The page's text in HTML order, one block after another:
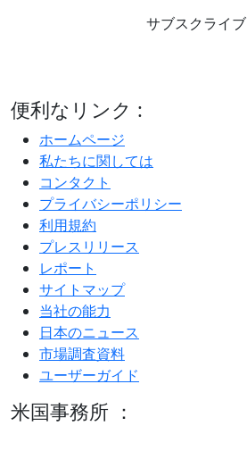
サブスクライブ
便利なリンク :
ホームページ
私たちに関しては
コンタクト
プライバシーポリシー
利用規約
プレスリリース
レポート
サイトマップ
当社の能力
日本のニュース
市場調査資料
ユーザーガイド
米国事務所 ：